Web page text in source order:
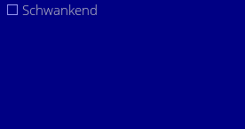
Schwankend